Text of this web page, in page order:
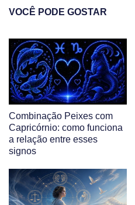
VOCÊ PODE GOSTAR
Combinação Peixes com
Capricórnio: como funciona
a relação entre esses
signos